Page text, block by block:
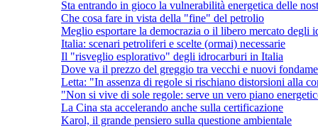
Sta entrando in gioco la vulnerabilità energetica delle
Che cosa fare in vista della "fine" del petrolio
Meglio esportare la democrazia o il libero mercato degli
Italia: scenari petroliferi e scelte (ormai) necessarie
Il "risveglio esplorativo" degli idrocarburi in Italia
Dove va il prezzo del greggio tra vecchi e nuovi
Letta: "In assenza di regole si rischiano distorsioni alla
"Non si vive di sole regole: serve un vero piano
La Cina sta accelerando anche sulla certificazione
Karol, il grande pensiero sulla questione ambientale